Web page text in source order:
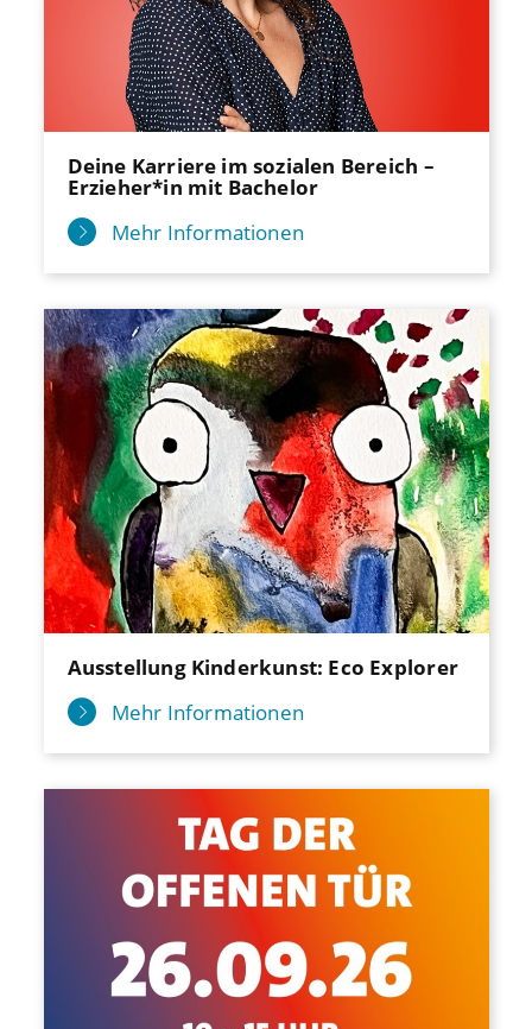
Deine Karriere im sozialen Bereich –
Erzieher*in mit Bachelor
Mehr Informationen
Ausstellung Kinderkunst: Eco Explorer
Mehr Informationen